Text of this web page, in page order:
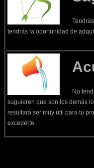
tendrás la oportunidad de
No
suguieren que son los demás
resultará ser muy útil para tu
excederte.